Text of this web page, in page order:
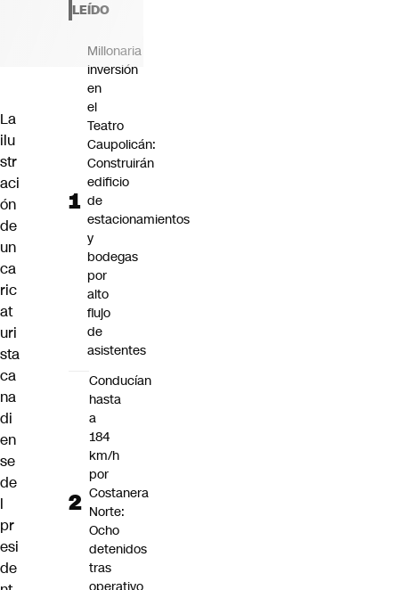
La
ilu
str
aci
ón
de
un
ca
ric
at
uri
sta
ca
na
di
en
se
de
l
pr
esi
de
LEÍDO
Millonaria
inversión
en
el
Teatro
Caupolicán:
Construirán
edificio
de
estacionamientos
y
bodegas
por
alto
flujo
de
asistentes
Conducían
hasta
a
184
km/h
por
Costanera
Norte:
Ocho
detenidos
tras
operativo